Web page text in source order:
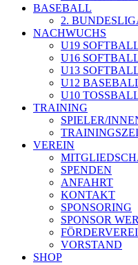
BASEBALL
2.
NACHWUCHS
U19
U16
U13
U12
U10
TRAINING
SPIELER/
VEREIN
SPENDEN
ANFAHRT
KONTAKT
SPONSORING
SPONSOR
VORSTAND
SHOP